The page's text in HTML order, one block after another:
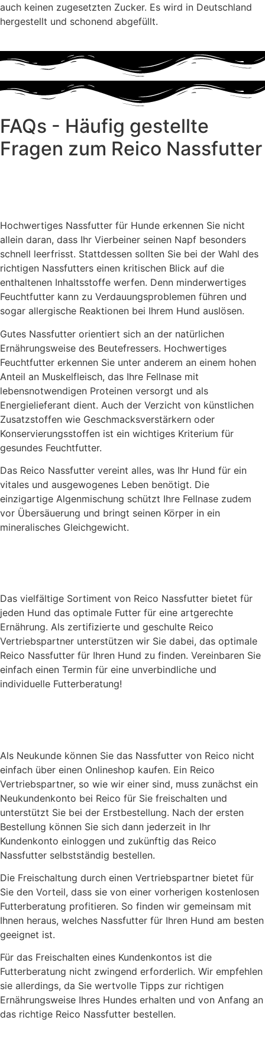
auch keinen zugesetzten Zucker. Es wird in Deutschland
hergestellt und schonend abgefüllt.
FAQs - Häufig gestellte
Fragen zum Reico Nassfutter
Hochwertiges Nassfutter für Hunde erkennen Sie nicht
allein daran, dass Ihr Vierbeiner seinen Napf besonders
schnell leerfrisst. Stattdessen sollten Sie bei der Wahl des
richtigen Nassfutters einen kritischen Blick auf die
enthaltenen Inhaltsstoffe werfen. Denn minderwertiges
Feuchtfutter kann zu Verdauungsproblemen führen und
sogar allergische Reaktionen bei Ihrem Hund auslösen.
Gutes Nassfutter orientiert sich an der natürlichen
Ernährungsweise des Beutefressers. Hochwertiges
Feuchtfutter erkennen Sie unter anderem an einem hohen
Anteil an Muskelfleisch, das Ihre Fellnase mit
lebensnotwendigen Proteinen versorgt und als
Energielieferant dient. Auch der Verzicht von künstlichen
Zusatzstoffen wie Geschmacksverstärkern oder
Konservierungsstoffen ist ein wichtiges Kriterium für
gesundes Feuchtfutter.
Das Reico Nassfutter vereint alles, was Ihr Hund für ein
vitales und ausgewogenes Leben benötigt. Die
einzigartige Algenmischung schützt Ihre Fellnase zudem
vor Übersäuerung und bringt seinen Körper in ein
mineralisches Gleichgewicht.
Das vielfältige Sortiment von Reico Nassfutter bietet für
jeden Hund das optimale Futter für eine artgerechte
Ernährung. Als zertifizierte und geschulte Reico
Vertriebspartner unterstützen wir Sie dabei, das optimale
Reico Nassfutter für Ihren Hund zu finden. Vereinbaren Sie
einfach einen Termin für eine unverbindliche und
individuelle Futterberatung!
Als Neukunde können Sie das Nassfutter von Reico nicht
einfach über einen Onlineshop kaufen. Ein Reico
Vertriebspartner, so wie wir einer sind, muss zunächst ein
Neukundenkonto bei Reico für Sie freischalten und
unterstützt Sie bei der Erstbestellung. Nach der ersten
Bestellung können Sie sich dann jederzeit in Ihr
Kundenkonto einloggen und zukünftig das Reico
Nassfutter selbstständig bestellen.
Die Freischaltung durch einen Vertriebspartner bietet für
Sie den Vorteil, dass sie von einer vorherigen kostenlosen
Futterberatung profitieren. So finden wir gemeinsam mit
Ihnen heraus, welches Nassfutter für Ihren Hund am besten
geeignet ist.
Für das Freischalten eines Kundenkontos ist die
Futterberatung nicht zwingend erforderlich. Wir empfehlen
sie allerdings, da Sie wertvolle Tipps zur richtigen
Ernährungsweise Ihres Hundes erhalten und von Anfang an
das richtige Reico Nassfutter bestellen.